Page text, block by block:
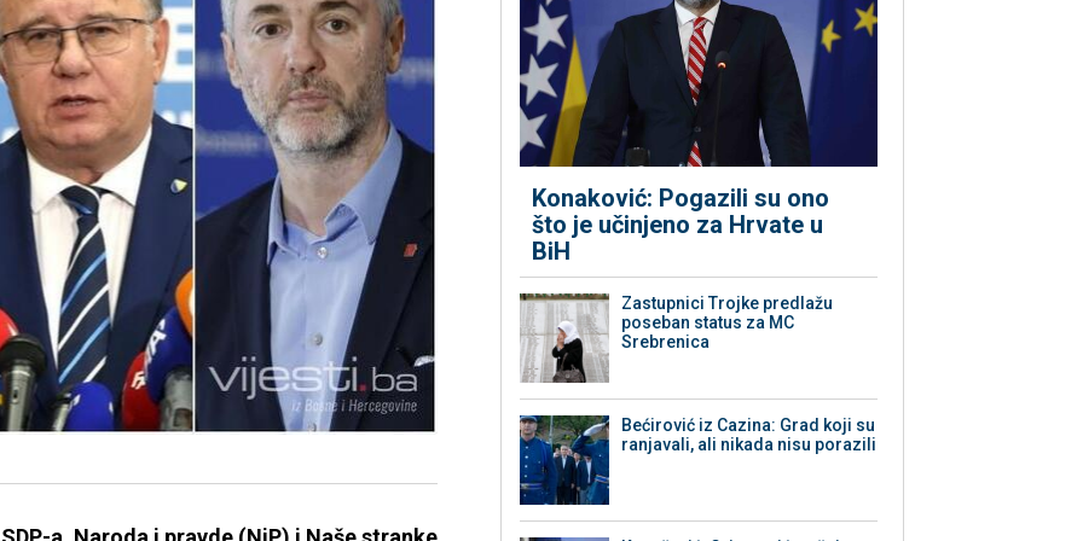
Konaković: Pogazili su ono
što je učinjeno za Hrvate u
BiH
Zastupnici Trojke predlažu
poseban status za MC
Srebrenica
Bećirović iz Cazina: Grad koji su
ranjavali, ali nikada nisu porazili